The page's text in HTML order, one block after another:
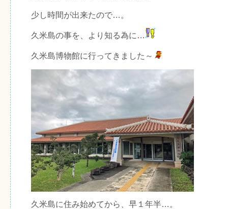
少し時間が出来たので…。
久米島の事を、より知る為に…
久米島博物館に行ってきました～
久米島に住み始めてから、早１年半…。